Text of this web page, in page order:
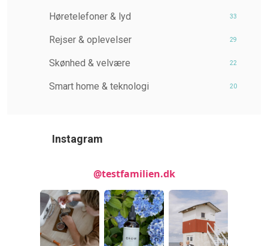
Høretelefoner & lyd 33
Rejser & oplevelser 29
Skønhed & velvære 22
Smart home & teknologi 20
Instagram
@testfamilien.dk